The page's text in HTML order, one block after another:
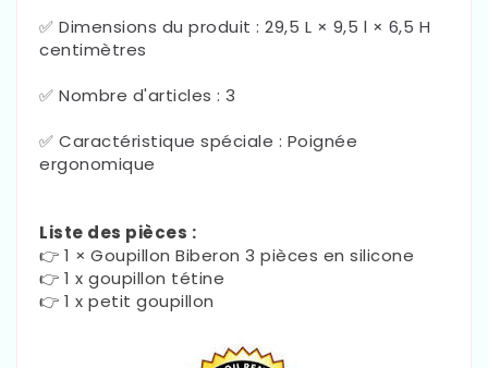
✅ Dimensions du produit : 29,5 L × 9,5 l × 6,5 H
centimètres
✅ Nombre d'articles : 3
✅ Caractéristique spéciale : Poignée
ergonomique
Liste des pièces :
👉 1 × Goupillon Biberon 3 pièces en silicone
👉 1 x goupillon tétine
👉 1 x petit goupillon